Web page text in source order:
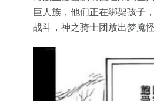
巨人族，他们正在绑架孩子
战斗，神之骑士团放出梦魇怪